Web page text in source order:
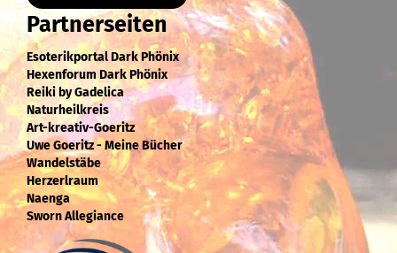
Partnerseiten
Esoterikportal Dark Phönix
Hexenforum Dark Phönix
Reiki by Gadelica
Naturheilkreis
Art-kreativ-Goeritz
Uwe Goeritz - Meine Bücher
Wandelstäbe
Herzerlraum
Naenga
Sworn Allegiance